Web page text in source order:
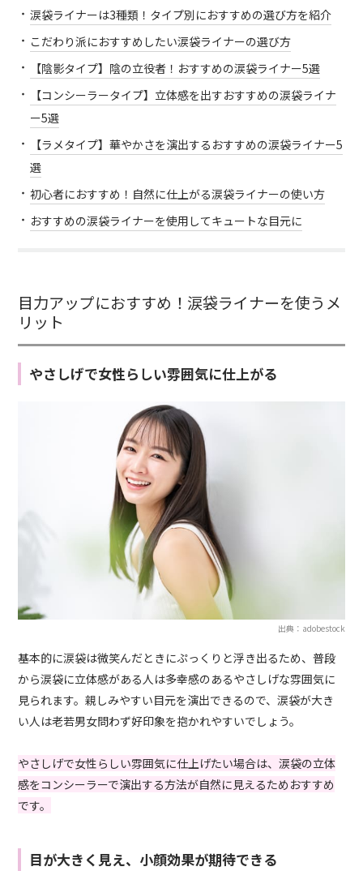
涙袋ライナーは3種類！タイプ別におすすめの選び方を紹介
こだわり派におすすめしたい涙袋ライナーの選び方
【陰影タイプ】陰の立役者！おすすめの涙袋ライナー5選
【コンシーラータイプ】立体感を出すおすすめの涙袋ライナ
ー5選
【ラメタイプ】華やかさを演出するおすすめの涙袋ライナー5
選
初心者におすすめ！自然に仕上がる涙袋ライナーの使い方
おすすめの涙袋ライナーを使用してキュートな目元に
目力アップにおすすめ！涙袋ライナーを使うメ
リット
やさしげで女性らしい雰囲気に仕上がる
出典：adobestock
基本的に涙袋は微笑んだときにぷっくりと浮き出るため、普段
から涙袋に立体感がある人は多幸感のあるやさしげな雰囲気に
見られます。親しみやすい目元を演出できるので、涙袋が大き
い人は老若男女問わず好印象を抱かれやすいでしょう。
やさしげで女性らしい雰囲気に仕上げたい場合は、涙袋の立体
感をコンシーラーで演出する方法が自然に見えるためおすすめ
です。
目が大きく見え、小顔効果が期待できる